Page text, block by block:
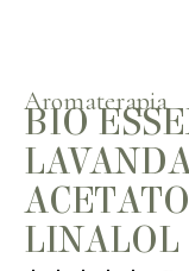
Aromaterapia
BIO
LINALOL